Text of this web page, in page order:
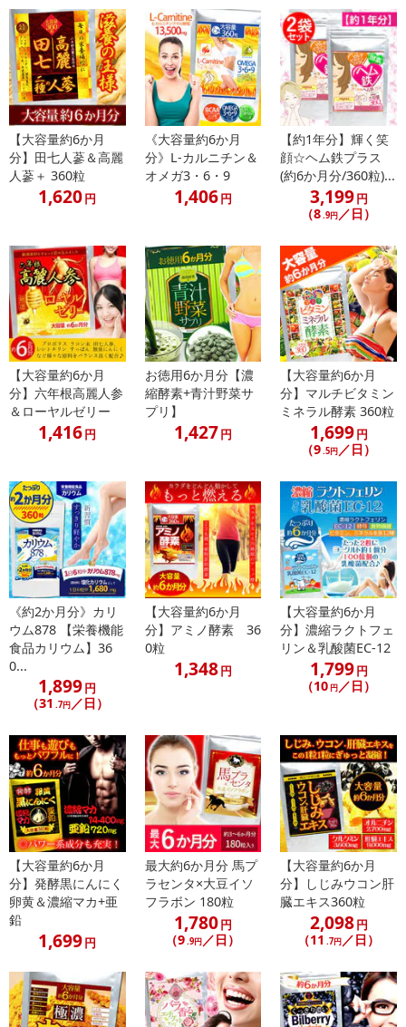
・アレルギー表示：http://monte-lab.com/?pid=95977278
・お召し上がり方：●1日2粒を目安に水またはぬるま湯でお召し上
がりください。
・注意事項：
●体調や体質によりまれに体に合わない場合があります。その場合
は摂取を中止してください。
●薬を服用あるいは通院中の方、妊娠中の方はお医者様とご相談の
上お召し上がりください。
●乳幼児の手の届かないところに保管してください。
●調理又は保存方法：保存は高温多湿を避け、開封後はしっかり閉
注意事項
【賞味・消費期限のある商品について】
商品到着時点でのお日持ち期間は、配送日数などにより異なります
のでご了承ください。
【キャンセルについて】
※お申込み後のキャンセルはお受けできません。
記載されている内容を必ずご確認いただき、お届けする商品セット
※パッケージ変更や商品リニューアル(成分など含む)等により、参考
の掲載画像や画像内のバーコードなど、お届け商品と多少異なる場
合がございます。
また、[新たな加工食品の原料原産地表示制度]の経過措置期間の終
了により、商品詳細内に記載の原産国・原材料の表記が旧表記の場
合がございます。
あらかじめご了承いただいた上でお申込みください。なお、本理由
によるお申込み後のキャンセル・返品交換は対応いたしかねます。
【お支払いについて】
※送料はお試し費用に含まれております。
ンクまとめて支払い、楽天ペイ、メルペイ、AEON Pay、Amazon
Payでお支払いの場合、決済のため外部サイトへ遷移します。
※予約商品は決済手段ごとに定められた決済期限日にお支払いを完
了することがございます。ご了承いただいたうえでお申し込みくだ
さい。
【配送伝票番号について】
※配送形態がメール便の商品については、商品の発送完了後、配送
伝票番号がマイページに表示されない場合もございます。
【配送日時の指定について】
※配送日時の指定が可能な商品の場合、商品によってご指定できる
配送日、配送時間が異なる可能性がございます。
カート機能をご利用の場合は、配送日時指定をご利用いただけませ
【大容量約6か月
分】田七人蔘＆高麗
人蔘＋ 360粒
1,620円
《大容量約6か月
分》L-カルニチン＆
オメガ3・6・9
1,406円
【約1年分】輝く笑
顔☆ヘム鉄プラス
(約6か月分/360粒)...
3,199円
（8.9円 ／日）
【大容量約6か月
分】六年根高麗人参
＆ローヤルゼリー
1,416円
お徳用6か月分【濃
縮酵素+青汁野菜サ
プリ】
1,427円
【大容量約6か月
分】マルチビタミン
ミネラル酵素 360粒
1,699円
（9.5円／日）
《約2か月分》カリ
ウム878 【栄養機能
食品カリウム】36
0...
1,899円
（31 .7円／日）
【大容量約6か月
分】アミノ酵素 36
0粒
1,348円
【大容量約6か月
分】濃縮ラクトフェ
リン＆乳酸菌EC-12
1,799円
（10 円／日）
【大容量約6か月
分】発酵黒にんにく
卵黄＆濃縮マカ+亜
鉛
1,699円
最大約6か月分 馬プ
ラセンタ×大豆イソ
フラボン 180粒
1,780円
（9.9円 ／日）
【大容量約6か月
分】しじみウコン肝
臓エキス360粒
2,098円
（11 .7円 ／日）